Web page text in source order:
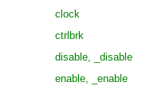
clock
ctrlbrk
disable, _disable
enable, _enable